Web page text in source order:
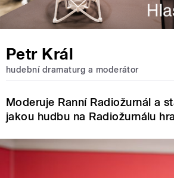
Petr Král
hudební dramaturg a moderátor
Moderuje Ranní Radiožurnál a
jakou hudbu na Radiožurnálu